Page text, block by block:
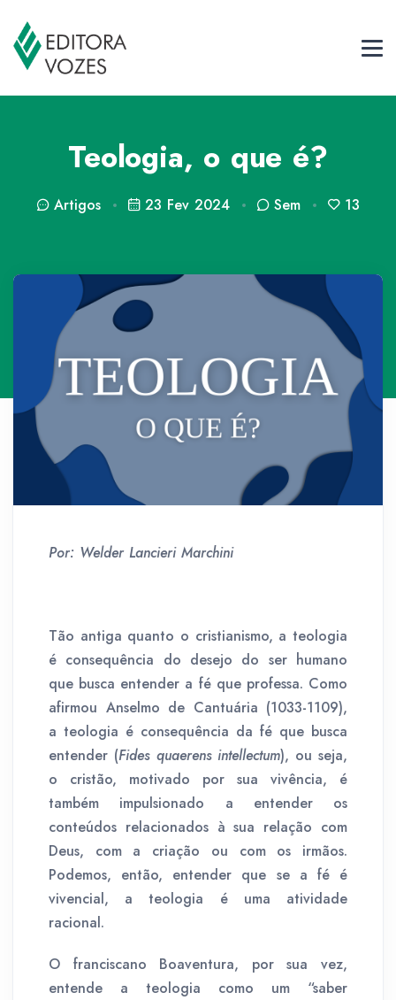
Teologia, o que é?
Artigos 23 Fev 2024 Sem 13
Por: Welder Lancieri Marchini
Tão antiga quanto o cristianismo, a teologia
é consequência do desejo do ser humano
que busca entender a fé que professa. Como
afirmou Anselmo de Cantuária (1033-1109),
a teologia é consequência da fé que busca
entender (Fides quaerens intellectum), ou seja,
o cristão, motivado por sua vivência, é
também impulsionado a entender os
conteúdos relacionados à sua relação com
Deus, com a criação ou com os irmãos.
Podemos, então, entender que se a fé é
vivencial, a teologia é uma atividade
racional.
O franciscano Boaventura, por sua vez,
entende a teologia como um “saber